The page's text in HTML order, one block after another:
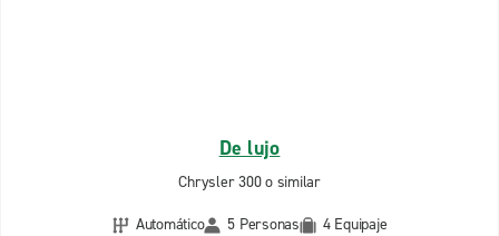
De lujo
Chrysler 300 o similar
Automático
5 Personas 4 Equipaje